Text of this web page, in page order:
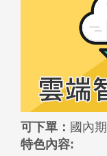
可下單： 國內
特色內容: